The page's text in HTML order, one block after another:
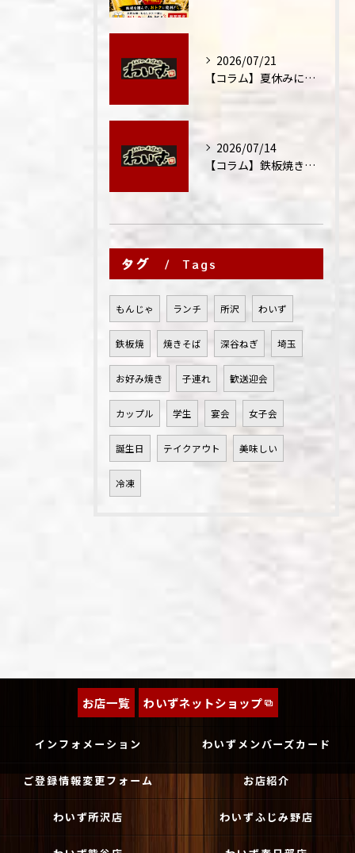
2026/07/21
【コラム】夏休みに家族外食が増える理由
2026/07/14
【コラム】鉄板焼きが"コミュニケーション飯"と呼ばれる理由
タグ Tags
もんじゃ ランチ 所沢 わいず
鉄板焼 焼きそば 深谷ねぎ 埼玉
お好み焼き 子連れ 歓送迎会
カップル 学生 宴会 女子会
誕生日 テイクアウト 美味しい
冷凍
お店一覧 わいずネットショップ
インフォメーション わいずメンバーズカード
ご登録情報変更フォーム お店紹介
わいず所沢店 わいずふじみ野店